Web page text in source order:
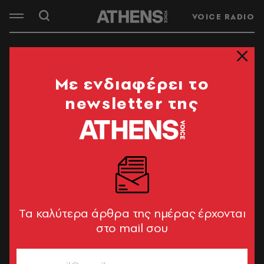
VOICE RADIO
Mε ενδιαφέρει το
newsletter της
Tα καλύτερα άρθρα της ημέρας έρχονται
στο mail σου